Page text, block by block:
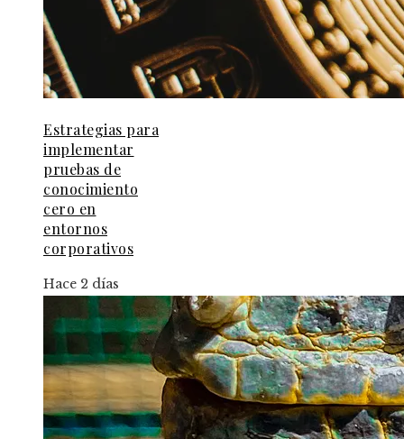
Estrategias para
implementar
pruebas de
conocimiento
cero en
entornos
corporativos
Hace 2 días